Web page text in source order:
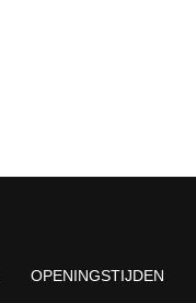
OPENINGSTIJDEN